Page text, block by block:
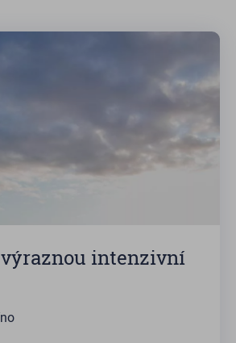
výraznou intenzivní